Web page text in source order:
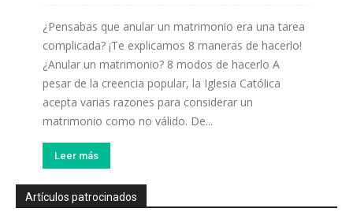
¿Pensabas que anular un matrimonio era una tarea
complicada? ¡Te explicamos 8 maneras de hacerlo!
¿Anular un matrimonio? 8 modos de hacerlo A
pesar de la creencia popular, la Iglesia Católica
acepta varias razones para considerar un
matrimonio como no válido. De...
Leer más
Artículos patrocinados